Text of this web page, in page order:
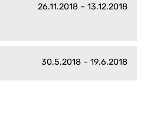
26.11.2018 – 13.12.2018
30.5.2018 – 19.6.2018